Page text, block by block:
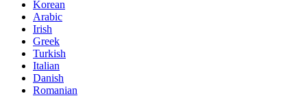
Korean
Arabic
Irish
Greek
Turkish
Italian
Danish
Romanian